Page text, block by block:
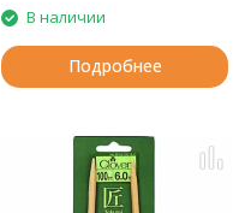
В наличии
Подробнее